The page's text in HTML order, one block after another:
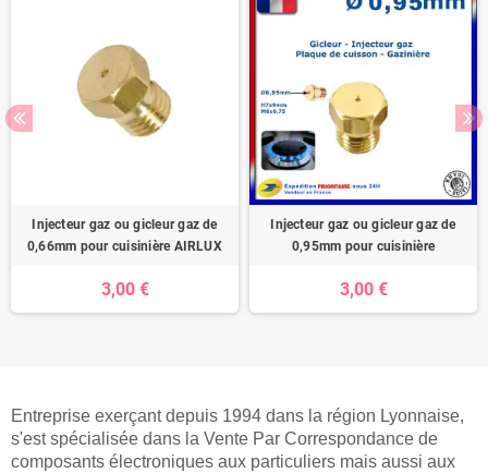
Injecteur gaz ou gicleur gaz de
0,66mm pour cuisinière AIRLUX
3,00 €
Injecteur gaz ou gicleur gaz de
0,95mm pour cuisinière
3,00 €
Entreprise exerçant depuis 1994 dans la région Lyonnaise,
s'est spécialisée dans la Vente Par Correspondance de
composants électroniques aux particuliers mais aussi aux